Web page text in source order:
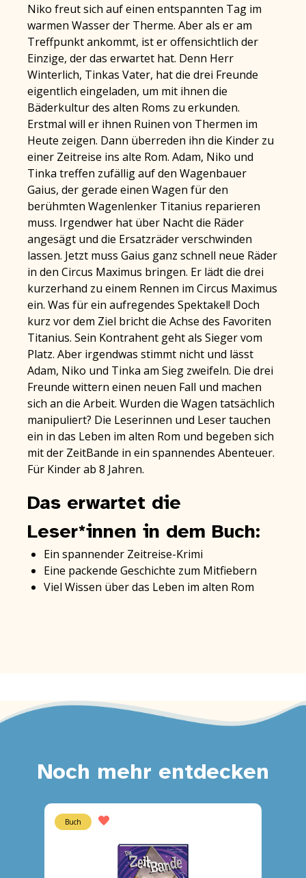
Niko freut sich auf einen entspannten Tag im
warmen Wasser der Therme. Aber als er am
Treffpunkt ankommt, ist er offensichtlich der
Einzige, der das erwartet hat. Denn Herr
Winterlich, Tinkas Vater, hat die drei Freunde
eigentlich eingeladen, um mit ihnen die
Bäderkultur des alten Roms zu erkunden.
Erstmal will er ihnen Ruinen von Thermen im
Heute zeigen. Dann überreden ihn die Kinder zu
einer Zeitreise ins alte Rom. Adam, Niko und
Tinka treffen zufällig auf den Wagenbauer
Gaius, der gerade einen Wagen für den
berühmten Wagenlenker Titanius reparieren
muss. Irgendwer hat über Nacht die Räder
angesägt und die Ersatzräder verschwinden
lassen. Jetzt muss Gaius ganz schnell neue Räder
in den Circus Maximus bringen. Er lädt die drei
kurzerhand zu einem Rennen im Circus Maximus
ein. Was für ein aufregendes Spektakel! Doch
kurz vor dem Ziel bricht die Achse des Favoriten
Titanius. Sein Kontrahent geht als Sieger vom
Platz. Aber irgendwas stimmt nicht und lässt
Adam, Niko und Tinka am Sieg zweifeln. Die drei
Freunde wittern einen neuen Fall und machen
sich an die Arbeit. Wurden die Wagen tatsächlich
manipuliert? Die Leserinnen und Leser tauchen
ein in das Leben im alten Rom und begeben sich
mit der ZeitBande in ein spannendes Abenteuer.
Für Kinder ab 8 Jahren.
Das erwartet die
Leser*innen in dem Buch:
Ein spannender Zeitreise-Krimi
Eine packende Geschichte zum Mitfiebern
Viel Wissen über das Leben im alten Rom
Noch mehr entdecken
Buch